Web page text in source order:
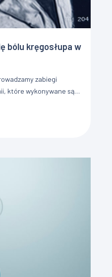
bólu kręgosłupa w
zabiegi
które wykonywane są
z zakresu